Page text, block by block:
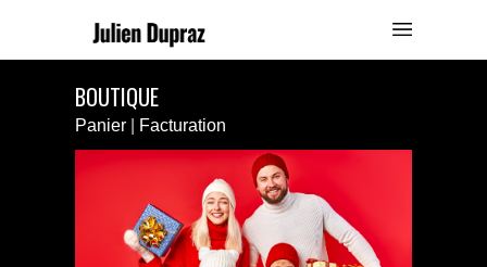
BOUTIQUE
Panier Facturation